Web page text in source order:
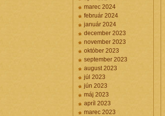
marec 2024
február 2024
január 2024
december 2023
november 2023
október 2023
september 2023
august 2023
júl 2023
jún 2023
máj 2023
apríl 2023
marec 2023